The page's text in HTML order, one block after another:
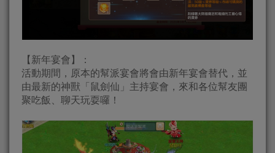
【新年宴會】：
活動期間，原本的幫派宴會將會由新年宴會替代，並
由最新的神獸「鼠劍仙」主持宴會，來和各位幫友團
聚吃飯、聊天玩耍囉！